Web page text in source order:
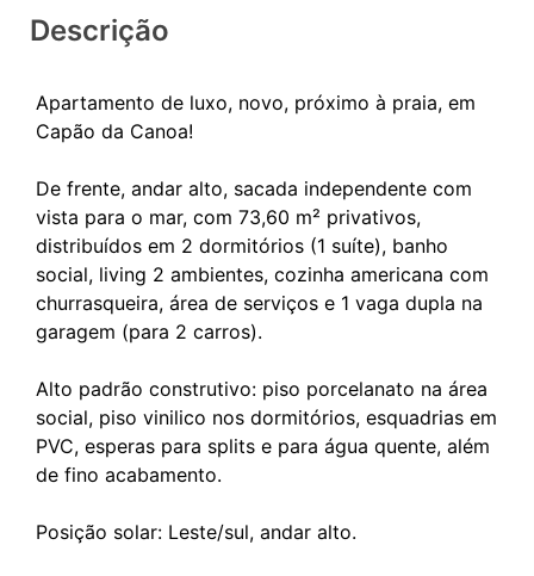
Descrição
Apartamento de luxo, novo, próximo à praia, em
Capão da Canoa!
De frente, andar alto, sacada independente com
vista para o mar, com 73,60 m² privativos,
distribuídos em 2 dormitórios (1 suíte), banho
social, living 2 ambientes, cozinha americana com
churrasqueira, área de serviços e 1 vaga dupla na
garagem (para 2 carros).
Alto padrão construtivo: piso porcelanato na área
social, piso vinilico nos dormitórios, esquadrias em
PVC, esperas para splits e para água quente, além
de fino acabamento.
Posição solar: Leste/sul, andar alto.